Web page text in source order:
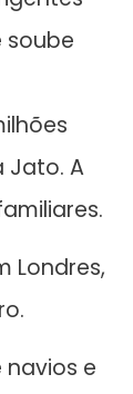
soube
Jato. A
Londres,
e